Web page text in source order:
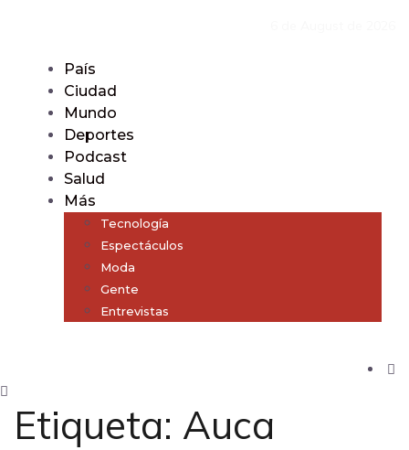
País
Ciudad
Mundo
Deportes
Podcast
Salud
Más
Tecnología
Espectáculos
Moda
Gente
Entrevistas
Etiqueta: Auca